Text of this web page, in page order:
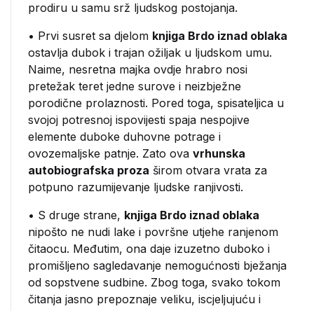
prodiru u samu srž ljudskog postojanja.
• Prvi susret sa djelom knjiga Brdo iznad oblaka
ostavlja dubok i trajan ožiljak u ljudskom umu.
Naime, nesretna majka ovdje hrabro nosi
pretežak teret jedne surove i neizbježne
porodične prolaznosti. Pored toga, spisateljica u
svojoj potresnoj ispovijesti spaja nespojive
elemente duboke duhovne potrage i
ovozemaljske patnje. Zato ova vrhunska
autobiografska proza širom otvara vrata za
potpuno razumijevanje ljudske ranjivosti.
• S druge strane, knjiga Brdo iznad oblaka
nipošto ne nudi lake i površne utjehe ranjenom
čitaocu. Međutim, ona daje izuzetno duboko i
promišljeno sagledavanje nemogućnosti bježanja
od sopstvene sudbine. Zbog toga, svako tokom
čitanja jasno prepoznaje veliku, iscjeljujuću i